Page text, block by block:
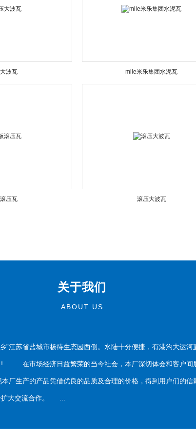
波瓦 mile米乐集团水泥瓦
压瓦 滚压大波瓦
关于我们
ABOUT US
苏省盐城市杨待生态园西侧。水陆十分便捷，有港沟大运
! 在市场经济日益繁荣的当今社会，本厂深切体会和客户间
产的产品凭借优良的品质及合理的价格，得到用户们的信
扩大交流合作。 ...